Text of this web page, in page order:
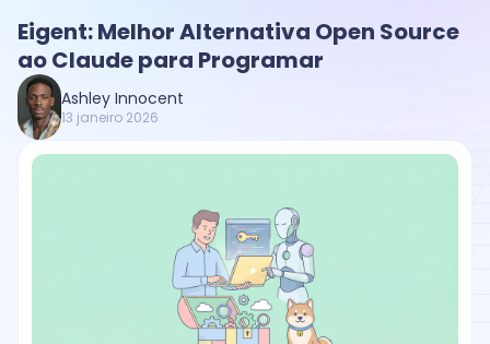
Eigent: Melhor Alternativa Open Source
ao Claude para Programar
Ashley Innocent
13 janeiro 2026